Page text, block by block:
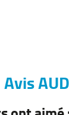
Avis